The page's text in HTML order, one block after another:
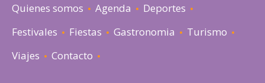
Quienes somos Agenda
Deportes
Festivales
Fiestas Gastronomia
Turismo
Viajes
Contacto